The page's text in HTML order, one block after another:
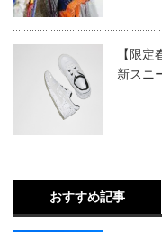
【限
新スニ
おすすめ記事